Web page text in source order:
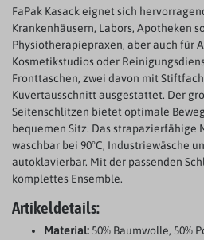
FaPak Kasack eignet sich
Krankenhäusern, Labors, Apotheken
Physiotherapiepraxen, aber auch für
Kosmetikstudios oder
Fronttaschen, zwei davon mit
Kuvertausschnitt ausgestattet. Der
Seitenschlitzen bietet optimale
bequemen Sitz. Das strapazierfähige
waschbar bei 90°C, Industriewäsche
autoklavierbar. Mit der passenden
komplettes Ensemble.
Artikeldetails:
Material:50% Baumwolle, 50%